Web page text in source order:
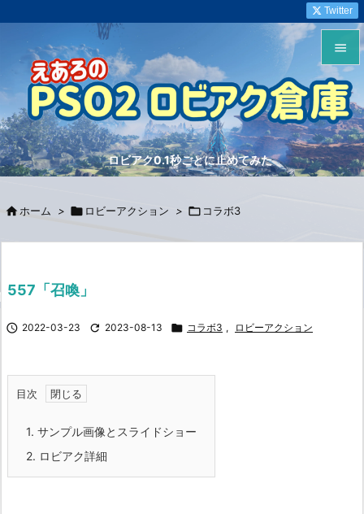
ロビアク0.1秒ごとに止めてみた


メニュ

サイド


Twitter
 ホーム >  ロビーアクション >  コラボ3
557「召喚」
 2022-03-23  2023-08-13  コラボ3 , ロビーアクション
目次
1. サンプル画像とスライドショー
2. ロビアク詳細